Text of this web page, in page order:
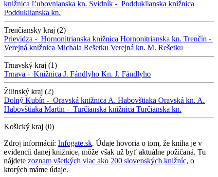
knižnica Ľubovnianska kn. Svidník - Podduklianska knižnica
Podduklianska kn.
Trenčiansky kraj (2)
Prievidza - Hornonitrianska knižnica Hornonitrianska kn. Trenčín -
Verejná knižnica Michala Rešetku Verejná kn. M. Rešetku
Trnavský kraj (1)
Trnava - Knižnica J. Fándlyho Kn. J. Fándlyho
Žilinský kraj (2)
Dolný Kubín - Oravská knižnica A. Habovštiaka Oravská kn. A.
Habovštiaka Martin - Turčianska knižnica Turčianska kn.
Košický kraj (0)
Zdroj informácií: Infogate.sk. Údaje hovoria o tom, že kniha je v
evidencii danej knižnice, môže však už byť aktuálne požičaná. Tu
nájdete zoznam všetkých viac ako 200 slovenských knižníc, o
ktorých máme údaje.